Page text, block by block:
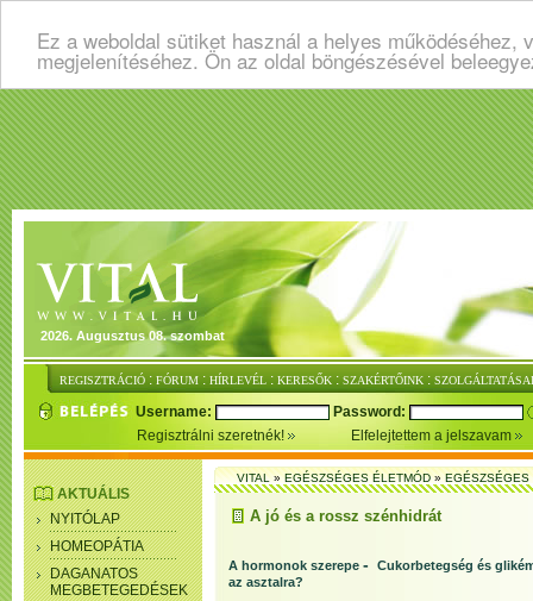
Ez a weboldal sütiket használ a helyes
megjelenítéséhez. Ön az oldal böngészésével
2026. Augusztus 08. szombat
REGISZTRÁCIÓ : FÓRUM : HÍRLEVÉL : KERESŐK : SZAKÉRTŐINK :
Username:
Password:
Regisztrálni szeretnék!
Elfelejtettem a jelszavam
AKTUÁLIS
NYITÓLAP
HOMEOPÁTIA
DAGANATOS
MEGBETEGEDÉSEK
VITAL»EGÉSZSÉGES ÉLETMÓD»
A jó és a rossz szénhidrát
A hormonok szerepe - Cukorbetegség és
az asztalra?